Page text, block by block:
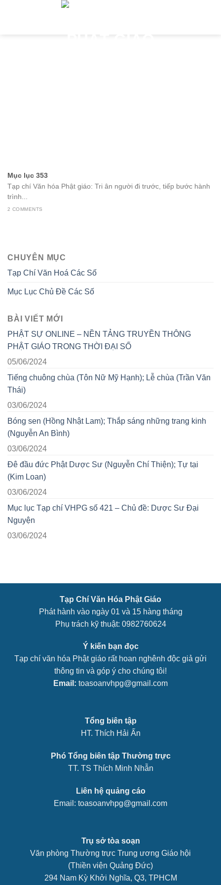
Mục lục 353
Tạp chí Văn hóa Phật giáo: Tri ân người đi trước, tiếp bước hành
trình...
2 COMMENTS
CHUYÊN MỤC
Tạp Chí Văn Hoá Các Số
Mục Lục Chủ Đề Các Số
BÀI VIẾT MỚI
PHẬT SỰ ONLINE – NỀN TẢNG TRUYỀN THÔNG
PHẬT GIÁO TRONG THỜI ĐẠI SỐ
05/06/2024
Tiếng chuông chùa (Tôn Nữ Mỹ Hạnh); Lễ chùa (Trần Văn
Thái)
03/06/2024
Bóng sen (Hồng Nhật Lam); Thắp sáng những trang kinh
(Nguyễn An Bình)
03/06/2024
Đê đầu đức Phật Dược Sư (Nguyễn Chí Thiện); Tự tại
(Kim Loan)
03/06/2024
Mục lục Tạp chí VHPG số 421 – Chủ đề: Dược Sư Đại
Nguyện
03/06/2024
Tạp Chí Văn Hóa Phật Giáo
Phát hành vào ngày 01 và 15 hàng tháng
Phụ trách kỹ thuật: 0982760624
Ý kiến bạn đọc
Tạp chí văn hóa Phật giáo rất hoan nghênh độc giả gửi
thông tin và góp ý cho chúng tôi!
Email: toasoanvhpg@gmail.com
Tổng biên tập
HT. Thích Hải Ấn
Phó Tổng biên tập Thường trực
TT. TS Thích Minh Nhẫn
Liên hệ quảng cáo
Email: toasoanvhpg@gmail.com
Trụ sở tòa soạn
Văn phòng Thường trực Trung ương Giáo hội
(Thiền viện Quảng Đức)
294 Nam Kỳ Khởi Nghĩa, Q3, TPHCM